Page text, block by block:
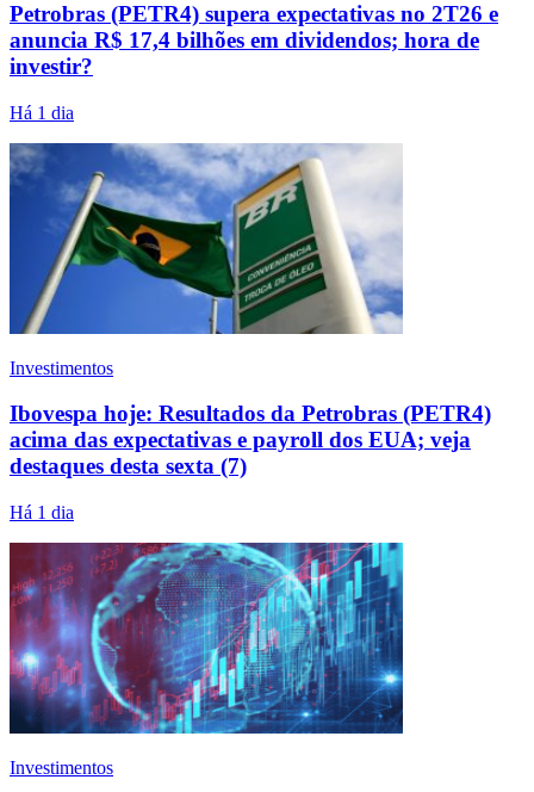
Petrobras (PETR4) supera expectativas no 2T26 e
anuncia R$ 17,4 bilhões em dividendos; hora de
investir?
Há 1 dia
Investimentos
Ibovespa hoje: Resultados da Petrobras (PETR4)
acima das expectativas e payroll dos EUA; veja
destaques desta sexta (7)
Há 1 dia
Investimentos